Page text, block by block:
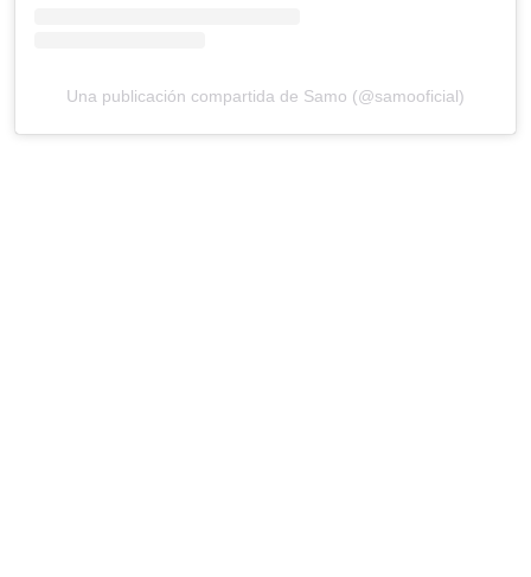
Una publicación compartida de Samo (@samooficial)